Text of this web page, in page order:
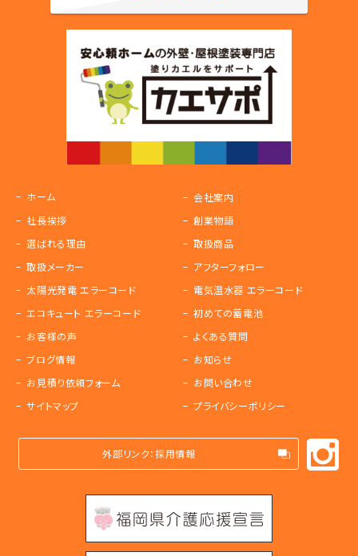
ホーム
会社案内
社長挨拶
創業物語
選ばれる理由
取扱商品
取扱メーカー
アフターフォロー
太陽光発電 エラーコード
電気温水器 エラーコード
エコキュート エラーコード
初めての蓄電池
お客様の声
よくある質問
ブログ情報
お知らせ
お見積り依頼フォーム
お問い合わせ
サイトマップ
プライバシーポリシー
外部リンク：採用情報